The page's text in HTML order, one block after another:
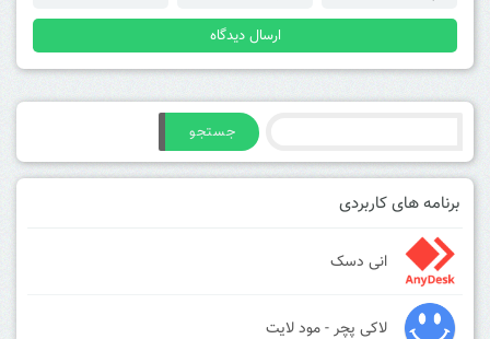
جستجو
برنامه های کاربردی
انی دسک
لاکی پچر - مود لایت